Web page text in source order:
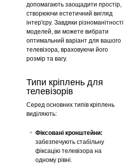
допомагають заощадити простір,
створюючи естетичний вигляд
інтер'єру. Завдяки різноманітності
моделей, ви можете вибрати
оптимальний варіант для вашого
телевізора, враховуючи його
розмір та вагу.
Типи кріплень для
телевізорів
Серед основних типів кріплень
виділяють:
Фіксовані кронштейни:
забезпечують стабільну
фіксацію телевізора на
одному рівні.